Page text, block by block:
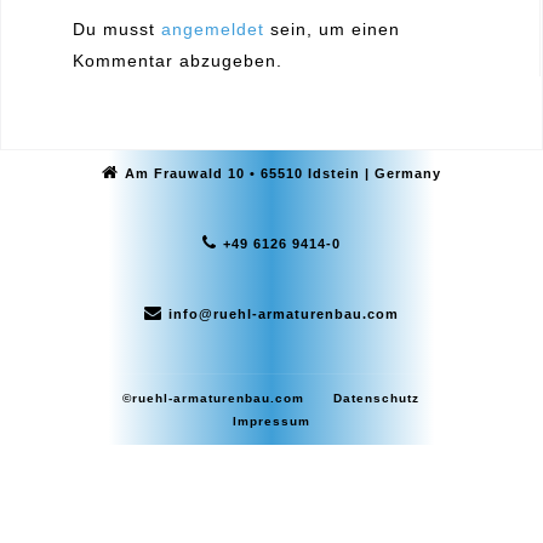
Du musst angemeldet sein, um einen
Kommentar abzugeben.
Am Frauwald 10 • 65510 Idstein | Germany
+49 6126 9414-0
info@ruehl-armaturenbau.com
©ruehl-armaturenbau.com
Datenschutz
Impressum